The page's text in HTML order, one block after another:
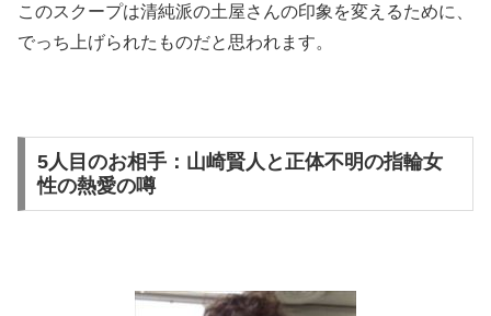
このスクープは清純派の土屋さんの印象を変えるために、
でっち上げられたものだと思われます。
5人目のお相手：山崎賢人と正体不明の指輪女
性の熱愛の噂